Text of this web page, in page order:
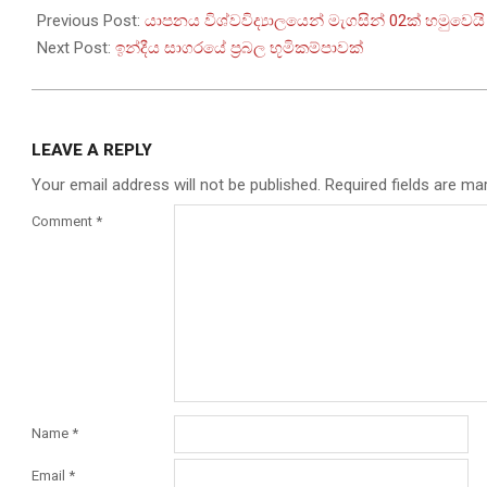
11-
01
Previous Post: යාපනය විශ්වවිද්‍යාලයෙන් මැගසින් 02ක් හමුවෙයි
Next Post: ඉන්දීය සාගරයේ ප්‍රබල භූමිකම්පාවක්
LEAVE A REPLY
Your email address will not be published. Required fields are
Comment *
Name *
Email *